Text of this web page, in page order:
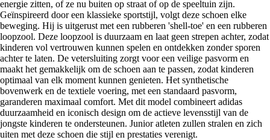
energie zitten, of ze nu buiten op straat of op de speeltuin zijn.
Geïnspireerd door een klassieke sportstijl, volgt deze schoen elke
beweging. Hij is uitgerust met een rubberen 'shell-toe' en een rubberen
loopzool. Deze loopzool is duurzaam en laat geen strepen achter, zodat
kinderen vol vertrouwen kunnen spelen en ontdekken zonder sporen
achter te laten. De vetersluiting zorgt voor een veilige pasvorm en
maakt het gemakkelijk om de schoen aan te passen, zodat kinderen
optimaal van elk moment kunnen genieten. Het synthetische
bovenwerk en de textiele voering, met een standaard pasvorm,
garanderen maximaal comfort. Met dit model combineert adidas
duurzaamheid en iconisch design om de actieve levensstijl van de
jongste kinderen te ondersteunen. Junior atleten zullen stralen en zich
uiten met deze schoen die stijl en prestaties verenigt.